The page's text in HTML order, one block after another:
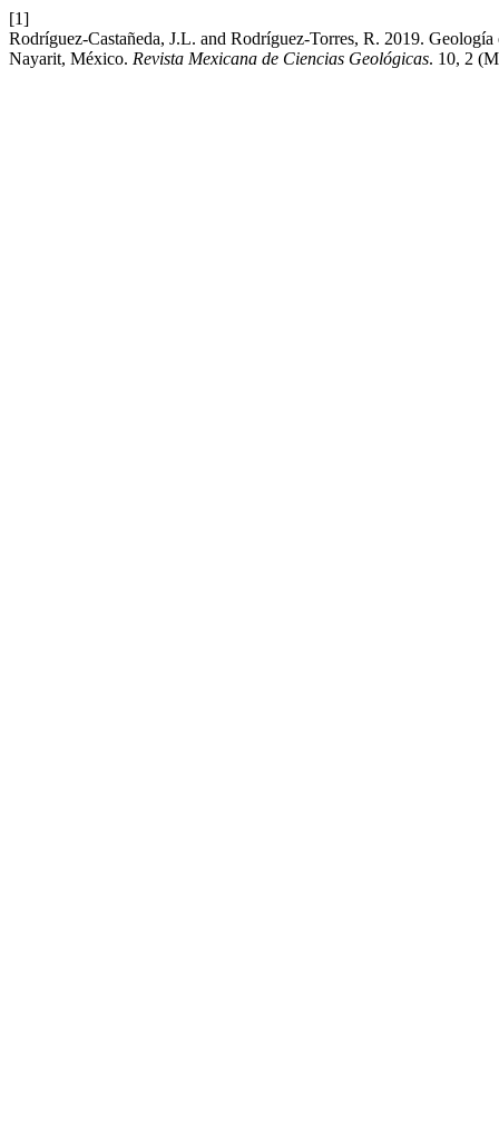
[1]
Rodríguez-Castañeda, J.L. and Rodríguez-Torres, R. 2019.
Nayarit, México. Revista Mexicana de Ciencias Geológicas. 10, 2